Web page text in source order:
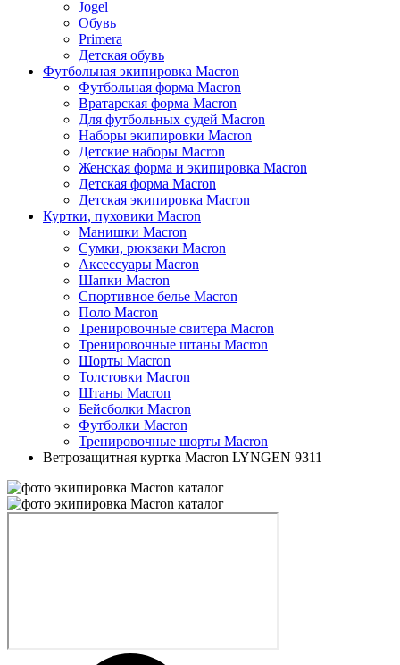
Jogel
Обувь
Primera
Детская обувь
Футбольная экипировка Macron
Футбольная форма Macron
Вратарская форма Macron
Для футбольных судей Macron
Наборы экипировки Macron
Детские наборы Macron
Женская форма и экипировка Macron
Детская форма Macron
Детская экипировка Macron
Куртки, пуховики Macron
Манишки Macron
Сумки, рюкзаки Macron
Аксессуары Macron
Шапки Macron
Спортивное белье Macron
Поло Macron
Тренировочные свитера Macron
Тренировочные штаны Macron
Шорты Macron
Толстовки Macron
Штаны Macron
Бейсболки Macron
Футболки Macron
Тренировочные шорты Macron
Ветрозащитная куртка Macron LYNGEN 9311